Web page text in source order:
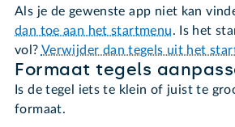
Als je de gewenste app niet kan
dan toe aan het startmenu. Is het
vol? Verwijder dan tegels uit het
Formaat tegels
Is de tegel iets te klein of juist te
formaat.